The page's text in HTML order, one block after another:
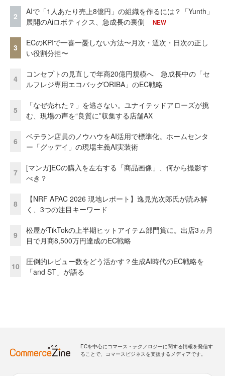
2
AIで「1人あたり売上8億円」の組織を作るには？「Yunth」
展開のAiロボティクス、急成長の裏側
NEW
3
ECのKPIで一喜一憂しない方法〜月次・週次・日次の正し
い役割分担〜
4
コンセプトの見直しで年商20億円規模へ 急成長中の「セ
ルフレジ専用エコバッグORIBA」のEC戦略
5
「なぜ売れた？」を逃さない。ユナイテッドアローズが挑
む、現場の声を“良質に”収集する店舗AX
6
ベテラン店員のノウハウをAI活用で標準化。ホームセンタ
ー「グッデイ」の現場主義AI実装術
7
[マンガ]ECの購入を左右する「商品画像」、何から撮影す
べき？
8
【NRF APAC 2026 現地レポート】逸見光次郎氏が読み解
く、3つの注目キーワード
9
松屋がTikTokの上半期ヒットアイテム部門賞に。出店3ヵ月
目で月商8,500万円達成のEC戦略
10
圧倒的レビュー数をどう活かす？生成AI時代のEC戦略を
「and ST」が語る
ECを中心にコマース・テクノロジーに関する情報を発信す
ることで、コマースビジネスを支援するメディアです。